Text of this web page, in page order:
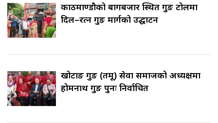
काठमाण्डौको बागबजार स्थित गुरुङ टोलमा
दिल–रत्न गुरुङ मार्गको उद्घाटन
खोटाङ गुरुङ (तमू) सेवा समाजको अध्यक्षमा
होमनाथ गुरुङ पुनः निर्वाचित